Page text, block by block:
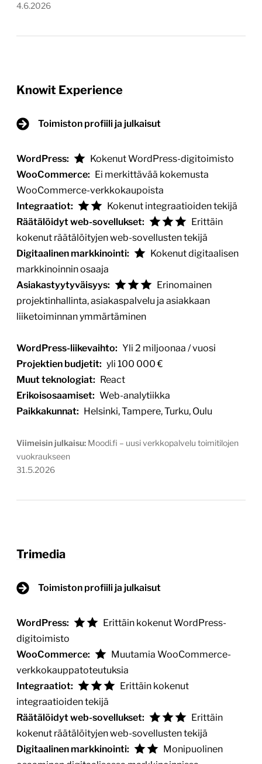
4.6.2026
Knowit Experience
Toimiston profiili ja julkaisut
WordPress:
Kokenut WordPress-digitoimisto
WooCommerce: Ei merkittävää kokemusta
WooCommerce-verkkokaupoista
Integraatiot:
Kokenut integraatioiden tekijä
Räätälöidyt web-sovellukset:
Erittäin
kokenut räätälöityjen web-sovellusten tekijä
Digitaalinen markkinointi:
Kokenut digitaalisen
markkinoinnin osaaja
Asiakastyytyväisyys:
Erinomainen
projektinhallinta, asiakaspalvelu ja asiakkaan
liiketoiminnan ymmärtäminen
WordPress-liikevaihto: Yli 2 miljoonaa / vuosi
Projektien budjetit: yli 100 000 €
Muut teknologiat: React
Erikoisosaamiset: Web-analytiikka
Paikkakunnat: Helsinki, Tampere, Turku, Oulu
Viimeisin julkaisu: Moodi.fi – uusi verkkopalvelu toimitilojen
vuokraukseen
31.5.2026
Trimedia
Toimiston profiili ja julkaisut
WordPress:
Erittäin kokenut WordPress-
digitoimisto
WooCommerce:
Muutamia WooCommerce-
verkkokauppatoteutuksia
Integraatiot:
Erittäin kokenut
integraatioiden tekijä
Räätälöidyt web-sovellukset:
Erittäin
kokenut räätälöityjen web-sovellusten tekijä
Digitaalinen markkinointi:
Monipuolinen